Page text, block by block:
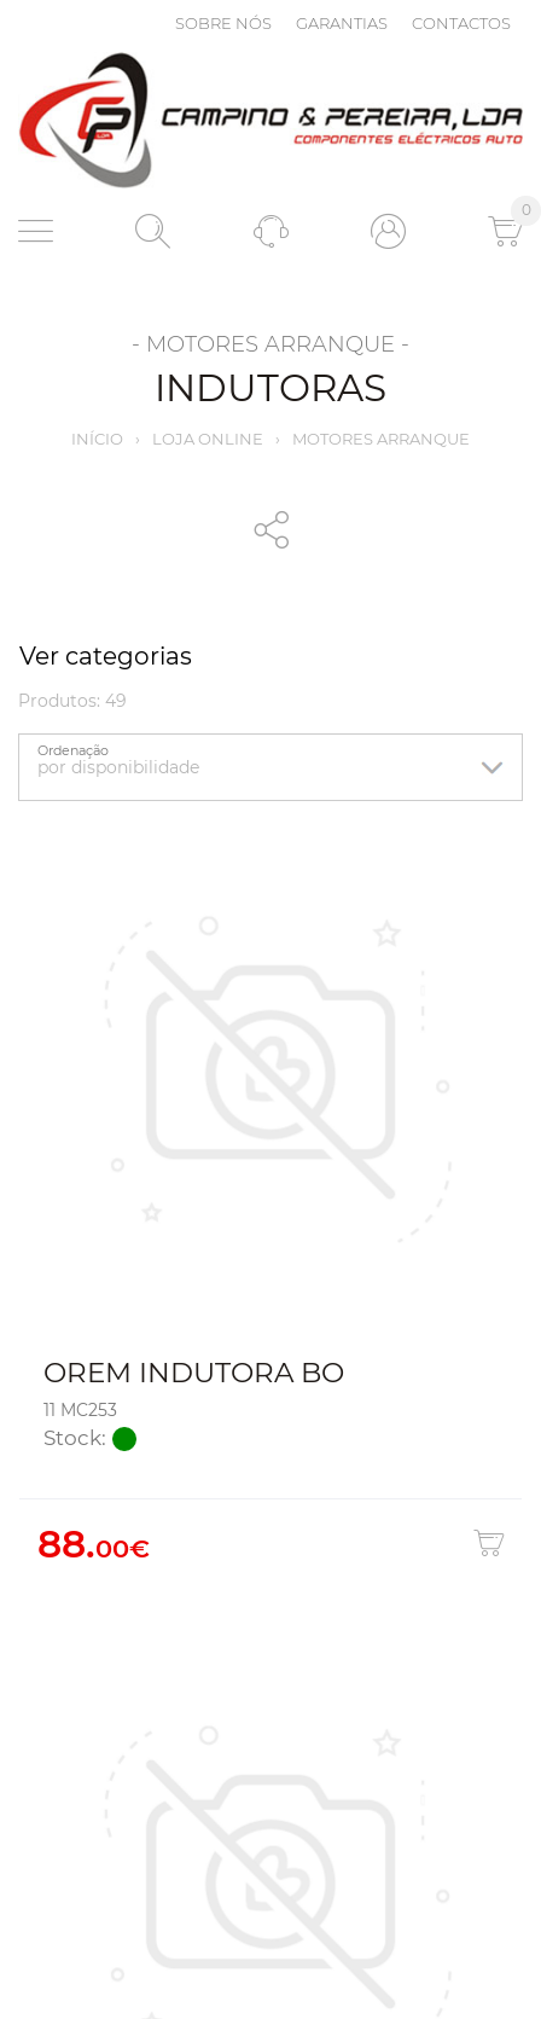
SOBRE NÓS GARANTIAS CONTACTOS
0
- MOTORES ARRANQUE -
INDUTORAS
INÍCIO › LOJA ONLINE › MOTORES ARRANQUE
Ver categorias
Produtos: 49
Ordenação
OREM INDUTORA BO
11 MC253
Stock:
88.00€